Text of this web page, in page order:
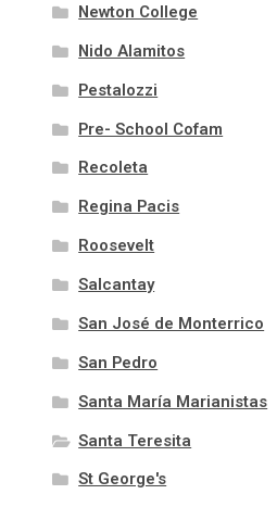
Newton College
Nido Alamitos
Pestalozzi
Pre- School Cofam
Recoleta
Regina Pacis
Roosevelt
Salcantay
San José de Monterrico
San Pedro
Santa María Marianistas
Santa Teresita
St George's